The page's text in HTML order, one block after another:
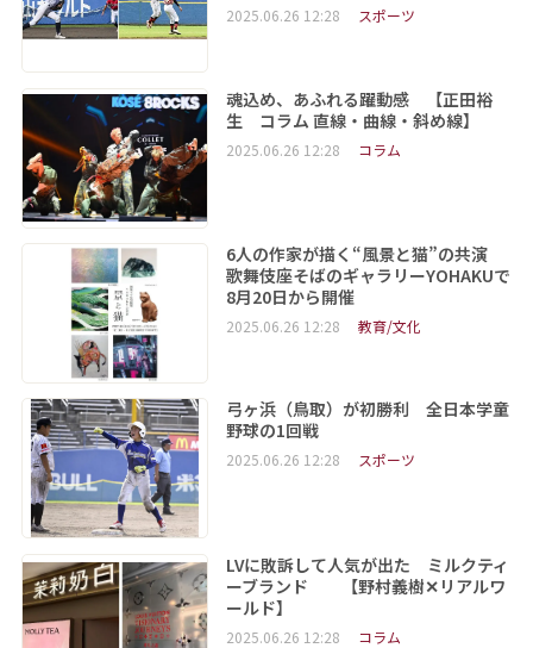
2025.06.26 12:28 スポーツ
魂込め、あふれる躍動感 【正田裕
生 コラム 直線・曲線・斜め線】
2025.06.26 12:28 コラム
6人の作家が描く“風景と猫”の共演
歌舞伎座そばのギャラリーYOHAKUで
8月20日から開催
2025.06.26 12:28 教育/文化
弓ヶ浜（鳥取）が初勝利 全日本学童
野球の1回戦
2025.06.26 12:28 スポーツ
LVに敗訴して人気が出た ミルクティ
ーブランド 【野村義樹✕リアルワ
ールド】
2025.06.26 12:28 コラム